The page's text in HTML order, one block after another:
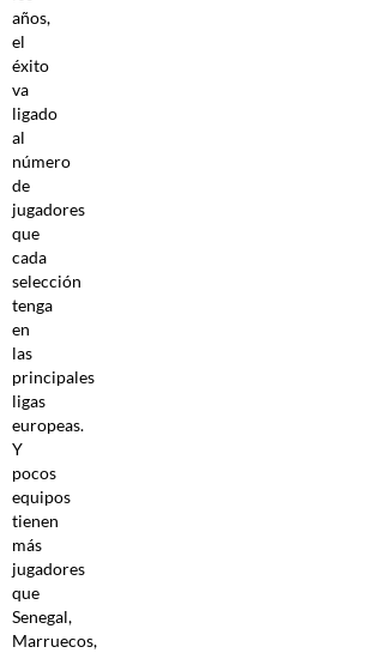
años,
el
éxito
va
ligado
al
número
de
jugadores
que
cada
selección
tenga
en
las
principales
ligas
europeas.
Y
pocos
equipos
tienen
más
jugadores
que
Senegal,
Marruecos,